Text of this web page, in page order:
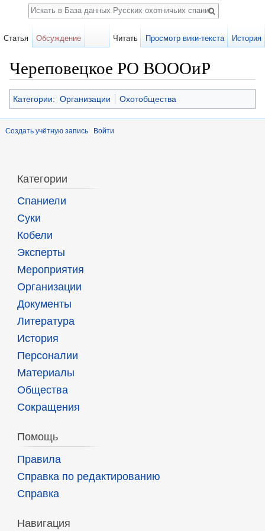
Череповецкое РО ВОООиР
Категории: Организации Охотобщества
Создать учётную запись Войти
Статья Обсуждение Читать Просмотр вики-текста История
Поиск
Категории
Спаниели
Суки
Кобели
Эксперты
Мероприятия
Организации
Документы
Литература
История
Персоналии
Материалы
Общества
Сокращения
Помощь
Правила
Справка по редактированию
Справка
Навигация